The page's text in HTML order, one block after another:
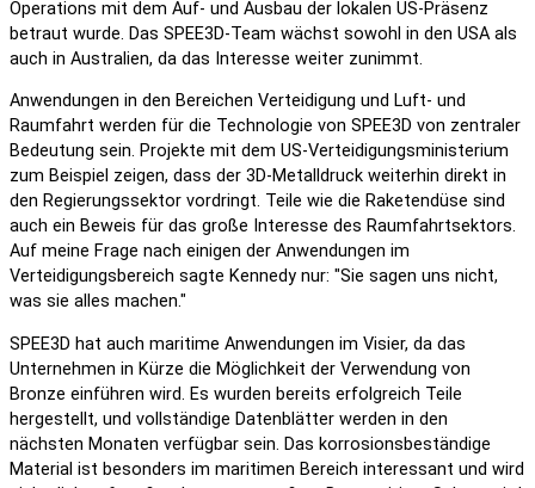
Operations mit dem Auf- und Ausbau der lokalen US-Präsenz
betraut wurde. Das SPEE3D-Team wächst sowohl in den USA als
auch in Australien, da das Interesse weiter zunimmt.
Anwendungen in den Bereichen Verteidigung und Luft- und
Raumfahrt werden für die Technologie von SPEE3D von zentraler
Bedeutung sein. Projekte mit dem US-Verteidigungsministerium
zum Beispiel zeigen, dass der 3D-Metalldruck weiterhin direkt in
den Regierungssektor vordringt. Teile wie die Raketendüse sind
auch ein Beweis für das große Interesse des Raumfahrtsektors.
Auf meine Frage nach einigen der Anwendungen im
Verteidigungsbereich sagte Kennedy nur: "Sie sagen uns nicht,
was sie alles machen."
SPEE3D hat auch maritime Anwendungen im Visier, da das
Unternehmen in Kürze die Möglichkeit der Verwendung von
Bronze einführen wird. Es wurden bereits erfolgreich Teile
hergestellt, und vollständige Datenblätter werden in den
nächsten Monaten verfügbar sein. Das korrosionsbeständige
Material ist besonders im maritimen Bereich interessant und wird